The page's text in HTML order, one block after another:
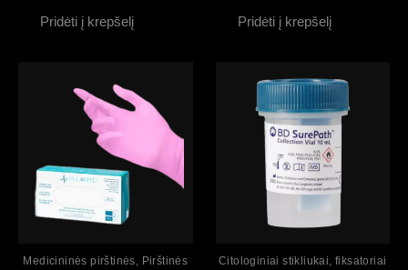
Pridėti į krepšelį Pridėti į krepšelį
Medicininės pirštinės, Pirštinės
Citologiniai stikliukai, fiksatoriai